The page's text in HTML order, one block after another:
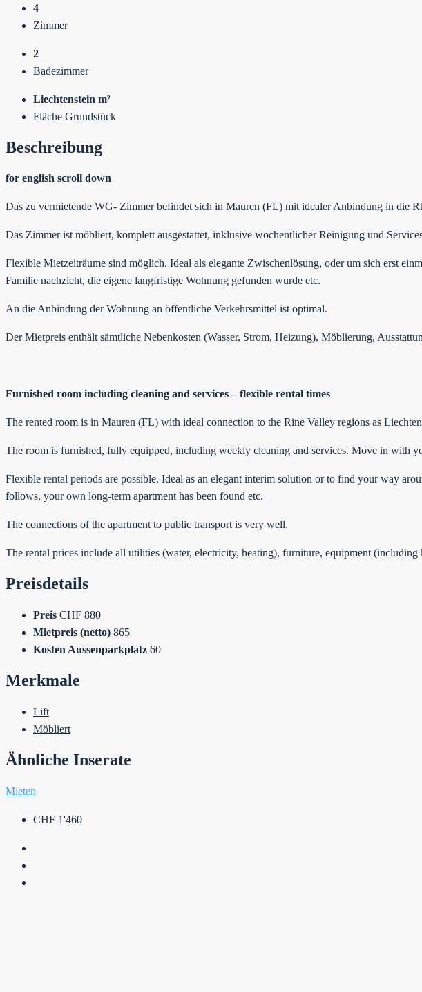
4
Zimmer
2
Badezimmer
Liechtenstein m²
Fläche Grundstück
Beschreibung
for english scroll down
Das zu vermietende WG- Zimmer befindet sich in Mauren (FL) mit idealer Anbindung in die
Das Zimmer ist möbliert, komplett ausgestattet, inklusive wöchentlicher Reinigung und
Flexible Mietzeiträume sind möglich. Ideal als elegante Zwischenlösung, oder um sich erst
Familie nachzieht, die eigene langfristige Wohnung gefunden wurde etc.
An die Anbindung der Wohnung an öffentliche Verkehrsmittel ist optimal.
Der Mietpreis enthält sämtliche Nebenkosten (Wasser, Strom, Heizung), Möblierung,
Furnished room including cleaning and services – flexible rental times
The rented room is in Mauren (FL) with ideal connection to the Rine Valley regions as
The room is furnished, fully equipped, including weekly cleaning and services. Move in with
Flexible rental periods are possible. Ideal as an elegant interim solution or to find your way
follows, your own long-term apartment has been found etc.
The connections of the apartment to public transport is very well.
The rental prices include all utilities (water, electricity, heating), furniture, equipment
Preisdetails
Preis CHF 880
Mietpreis (netto) 865
Kosten Aussenparkplatz 60
Merkmale
Lift
Möbliert
Ähnliche Inserate
Mieten
CHF 1'460